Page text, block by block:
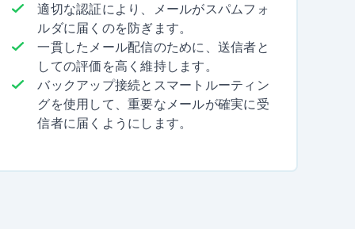
適切な認証により、メールがスパムフォ
ルダに届くのを防ぎます。
一貫したメール配信のために、送信者と
しての評価を高く維持します。
バックアップ接続とスマートルーティン
グを使用して、重要なメールが確実に受
信者に届くようにします。